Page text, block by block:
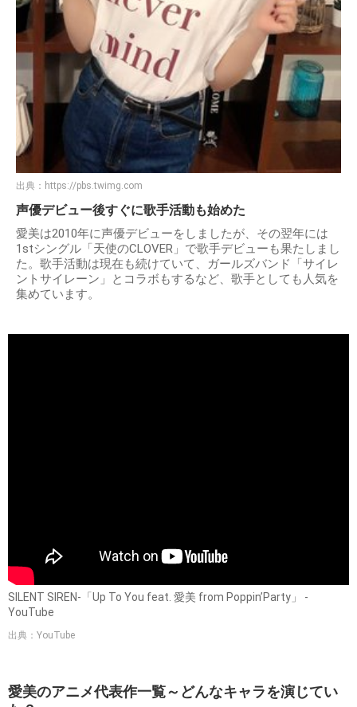
出典： https://pbs.twimg.com
声優デビュー後すぐに歌手活動も始めた
愛美は2010年に声優デビューをしましたが、その翌年には
1stシングル「天使のCLOVER」で歌手デビューも果たしまし
た。歌手活動は現在も続けていて、ガールズバンド「サイレ
ントサイレーン」とコラボもするなど、歌手としても人気を
集めています。
SILENT SIREN-「Up To You feat. 愛美 from Poppin’Party」 -
YouTube
出典：YouTube
愛美のアニメ代表作一覧～どんなキャラを演じてい